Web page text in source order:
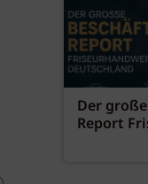
Der
Report